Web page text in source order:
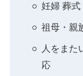
妊婦 葬
祖母・親
人をまた
応